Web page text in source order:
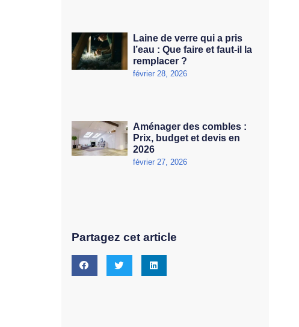
Laine de verre qui a pris
l’eau : Que faire et faut-il la
remplacer ?
février 28, 2026
Aménager des combles :
Prix, budget et devis en
2026
février 27, 2026
Partagez cet article